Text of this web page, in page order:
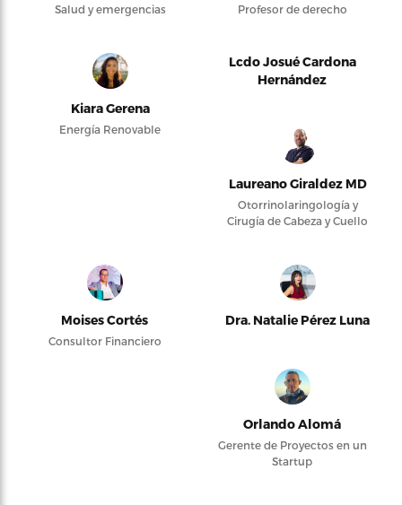
Salud y emergencias Profesor de derecho
Kiara Gerena
Energía Renovable
Lcdo Josué Cardona
Hernández
Laureano Giraldez MD
Otorrinolaringología y
Cirugía de Cabeza y Cuello
Moises Cortés
Consultor Financiero
Dra. Natalie Pérez Luna
Orlando Alomá
Gerente de Proyectos en un
Startup